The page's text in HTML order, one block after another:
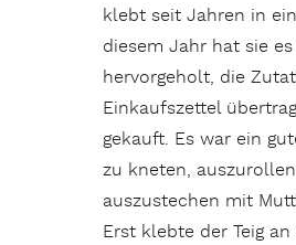
klebt seit Jahren in
diesem Jahr hat sie
hervorgeholt, die
Einkaufszettel
gekauft. Es war ein
zu kneten,
auszustechen mit
Erst klebte der Teig